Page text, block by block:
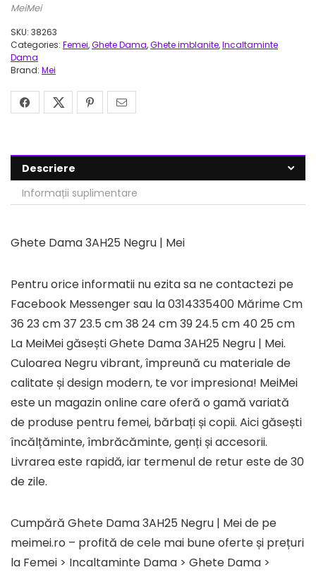
MeiMei
SKU: 38263
Categories: Femei,Ghete Dama,Ghete imblanite,Incaltaminte
Dama
Brand: Mei
Descriere
Informații suplimentare
Ghete Dama 3AH25 Negru | Mei
Pentru orice informatii nu ezita sa ne contactezi pe
Facebook Messenger sau la 0314335400 Mărime Cm
36 23 cm 37 23.5 cm 38 24 cm 39 24.5 cm 40 25 cm
La MeiMei găsești Ghete Dama 3AH25 Negru | Mei.
Culoarea Negru vibrant, împreună cu materiale de
calitate și design modern, te vor impresiona! MeiMei
este un magazin online care oferă o gamă variată
de produse pentru femei, bărbați și copii. Aici găsești
încălțăminte, îmbrăcăminte, genți și accesorii.
Livrarea este rapidă, iar termenul de retur este de 30
de zile.
Cumpără Ghete Dama 3AH25 Negru | Mei de pe
meimei.ro – profită de cele mai bune oferte și prețuri
la Femei > Incaltaminte Dama > Ghete Dama >